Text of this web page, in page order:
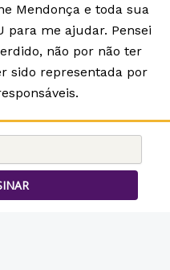
Mendonça e toda sua
para me ajudar. Pensei
não por não ter
sido representada por